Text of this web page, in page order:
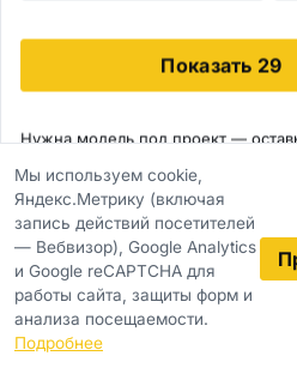
Показать 29
Нужна модель под проект —
Подобрать
Светодиодный
Exi
Подбор по запросу
Мощность
6
Защита
IP20
ТЕМПЕРАТУРА СВЕЧЕНИЯ
Мы используем cookie,
Яндекс.Метрику (включая
запись действий посетителей
— Вебвизор), Google Analytics
и Google reCAPTCHA для
работы сайта, защиты форм и
анализа посещаемости.
Подробнее